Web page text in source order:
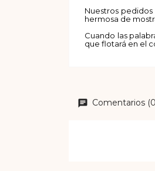
Nuestros
hermosa de
Cuando las
que flotará en el
Comentarios